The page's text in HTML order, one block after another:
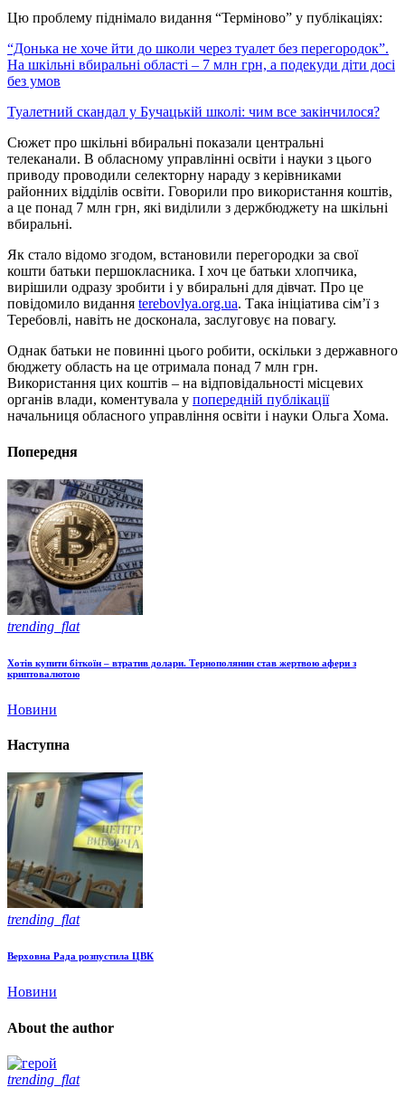
Цю проблему піднімало видання “Терміново” у публікаціях:
“Донька не хоче йти до школи через туалет без перегородок”.
На шкільні вбиральні області – 7 млн грн, а подекуди діти досі
без умов
Туалетний скандал у Бучацькій школі: чим все закінчилося?
Сюжет про шкільні вбиральні показали центральні
телеканали. В обласному управлінні освіти і науки з цього
приводу проводили селекторну нараду з керівниками
районних відділів освіти. Говорили про використання коштів,
а це понад 7 млн грн, які виділили з держбюджету на шкільні
вбиральні.
Як стало відомо згодом, встановили перегородки за свої
кошти батьки першокласника. І хоч це батьки хлопчика,
вирішили одразу зробити і у вбиральні для дівчат. Про це
повідомило видання terebovlya.org.ua. Така ініціатива сім’ї з
Теребовлі, навіть не досконала, заслуговує на повагу.
Однак батьки не повинні цього робити, оскільки з державного
бюджету область на це отримала понад 7 млн грн.
Використання цих коштів – на відповідальності місцевих
органів влади, коментувала у попередній публікації
начальниця обласного управління освіти і науки Ольга Хома.
Попередня
trending_flat
Хотів купити біткоїн – втратив долари. Тернополянин став жертвою афери з
криптовалютою
Новини
Наступна
trending_flat
Верховна Рада розпустила ЦВК
Новини
About the author
trending_flat